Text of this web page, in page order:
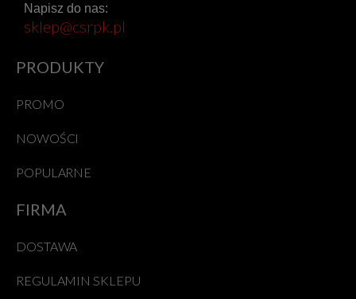
Napisz do nas:
sklep@csrpk.pl
PRODUKTY
PROMO
NOWOŚCI
POPULARNE
FIRMA
DOSTAWA
REGULAMIN SKLEPU